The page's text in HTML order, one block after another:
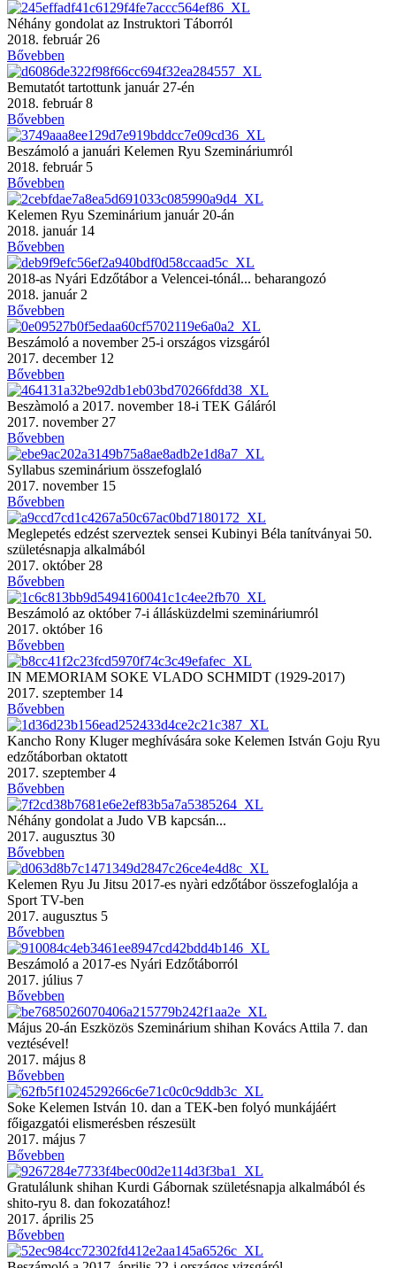
Néhány gondolat az Instruktori Táborról
2018. február 26
Bővebben
Bemutatót tartottunk január 27-én
2018. február 8
Bővebben
Beszámoló a januári Kelemen Ryu Szemináriumról
2018. február 5
Bővebben
Kelemen Ryu Szeminárium január 20-án
2018. január 14
Bővebben
2018-as Nyári Edzőtábor a Velencei-tónál... beharangozó
2018. január 2
Bővebben
Beszámoló a november 25-i országos vizsgáról
2017. december 12
Bővebben
Beszàmoló a 2017. november 18-i TEK Gáláról
2017. november 27
Bővebben
Syllabus szeminárium összefoglaló
2017. november 15
Bővebben
Meglepetés edzést szerveztek sensei Kubinyi Béla tanítványai 50.
születésnapja alkalmából
2017. október 28
Bővebben
Beszámoló az október 7-i állásküzdelmi szemináriumról
2017. október 16
Bővebben
IN MEMORIAM SOKE VLADO SCHMIDT (1929-2017)
2017. szeptember 14
Bővebben
Kancho Rony Kluger meghívására soke Kelemen István Goju Ryu
edzőtáborban oktatott
2017. szeptember 4
Bővebben
Néhány gondolat a Judo VB kapcsán...
2017. augusztus 30
Bővebben
Kelemen Ryu Ju Jitsu 2017-es nyàri edzőtábor összefoglalója a
Sport TV-ben
2017. augusztus 5
Bővebben
Beszámoló a 2017-es Nyári Edzőtáborról
2017. július 7
Bővebben
Május 20-án Eszközös Szeminárium shihan Kovács Attila 7. dan
veztésével!
2017. május 8
Bővebben
Soke Kelemen István 10. dan a TEK-ben folyó munkájáért
főigazgatói elismerésben részesült
2017. május 7
Bővebben
Gratulálunk shihan Kurdi Gábornak születésnapja alkalmából és
shito-ryu 8. dan fokozatához!
2017. április 25
Bővebben